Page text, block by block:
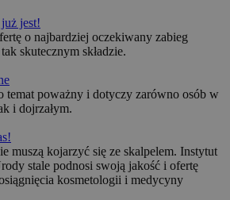
jest!
o najbardziej oczekiwany zabieg
skutecznym składzie.
temat poważny i dotyczy zarówno osób w
i dojrzałym.
muszą kojarzyć się ze skalpelem. Instytut
stale podnosi swoją jakość i ofertę
kosmetologii i medycyny